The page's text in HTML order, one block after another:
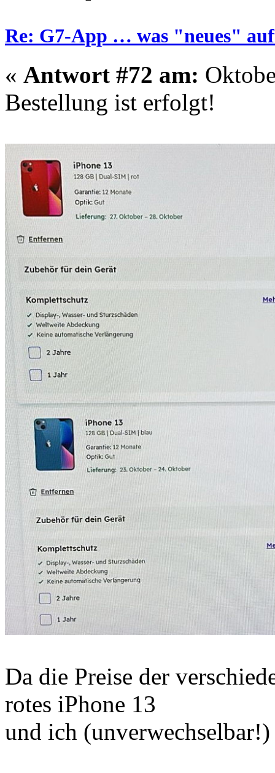
Re: G7-App … was "neues"
« Antwort #72 am:
Bestellung ist erfolgt!
Da die Preise der
rotes iPhone 13
und ich (unverwechselbar!)